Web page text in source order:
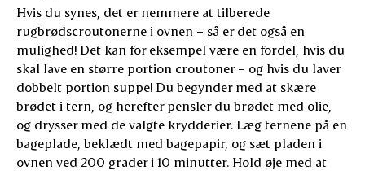
Hvis du synes, det er nemmere at tilberede
rugbrødscroutonerne i ovnen – så er det også en
mulighed! Det kan for eksempel være en fordel, hvis du
skal lave en større portion croutoner – og hvis du laver
dobbelt portion suppe! Du begynder med at skære
brødet i tern, og herefter pensler du brødet med olie,
og drysser med de valgte krydderier. Læg ternene på en
bageplade, beklædt med bagepapir, og sæt pladen i
ovnen ved 200 grader i 10 minutter. Hold øje med at